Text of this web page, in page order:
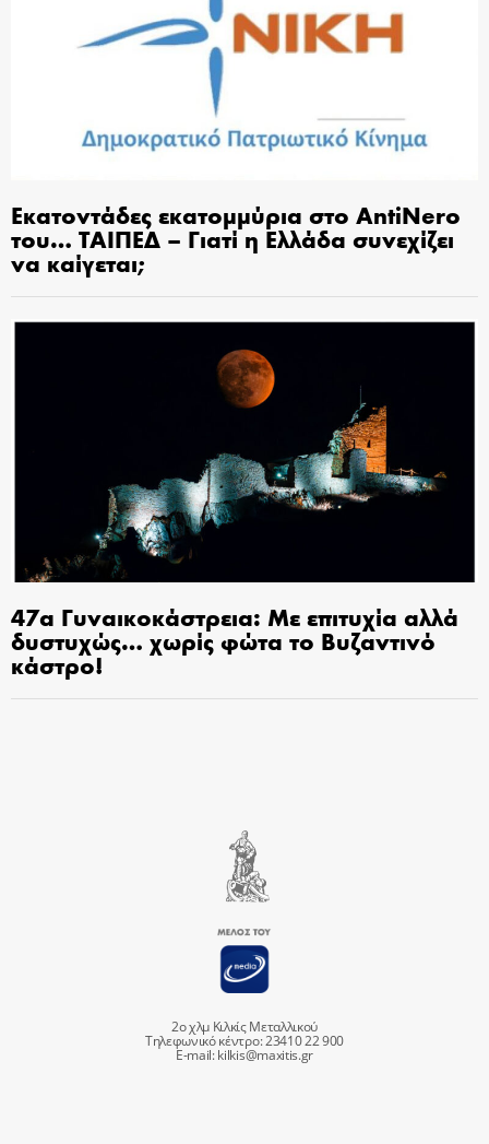
Εκατοντάδες εκατομμύρια στο AntiNero
του… ΤΑΙΠΕΔ – Γιατί η Ελλάδα συνεχίζει
να καίγεται;
47α Γυναικοκάστρεια: Με επιτυχία αλλά
δυστυχώς… χωρίς φώτα το Βυζαντινό
κάστρο!
2ο χλμ Κιλκίς Μεταλλικού
Τηλεφωνικό κέντρο: 23410 22 900
E-mail:kilkis@maxitis.gr